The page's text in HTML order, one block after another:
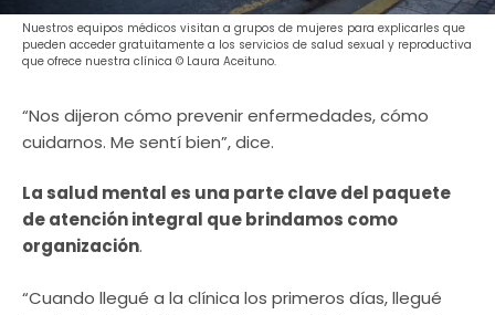
Nuestros equipos médicos visitan a grupos de mujeres para explicarles que
pueden acceder gratuitamente a los servicios de salud sexual y reproductiva
que ofrece nuestra clínica © Laura Aceituno.
“Nos dijeron cómo prevenir enfermedades, cómo
cuidarnos. Me sentí bien”, dice.
La salud mental es una parte clave del paquete
de atención integral que brindamos como
organización.
“Cuando llegué a la clínica los primeros días, llegué